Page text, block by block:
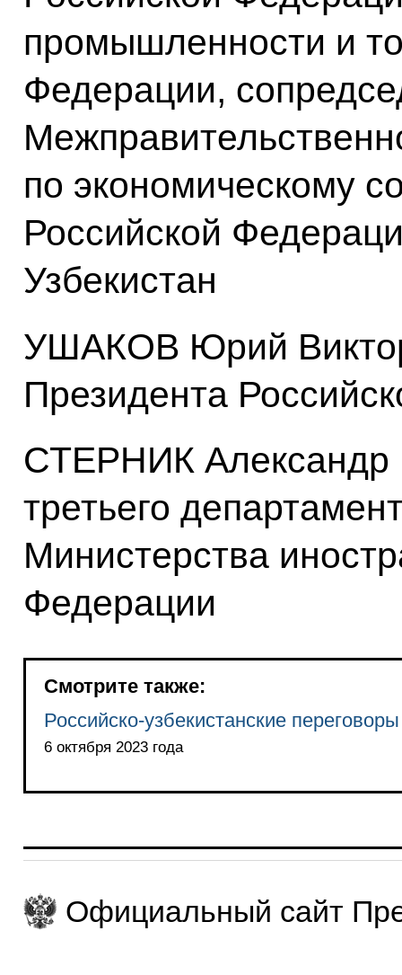
промышленности и
Федерации,
по экономическому
Российской
Узбекистан
УШАКОВ Юрий
Президента
СТЕРНИК Александр
третьего
Министерства
Федерации
Смотрите также:
Российско-узбекистанские переговоры
6 октября 2023 года
Официальный сайт